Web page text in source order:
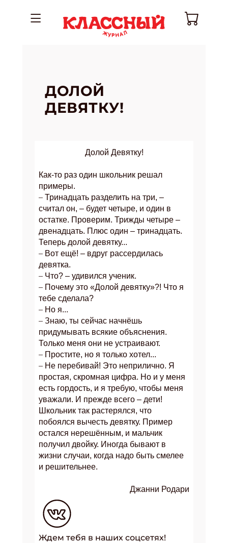
ДОЛОЙ
ДЕВЯТКУ!
Долой Девятку!
Как-то раз один школьник решал
примеры.
– Тринадцать разделить на три, –
считал он, – будет четыре, и один в
остатке. Проверим. Трижды четыре –
двенадцать. Плюс один – тринадцать.
Теперь долой девятку...
– Вот ещё! – вдруг рассердилась
девятка.
– Что? – удивился ученик.
– Почему это «Долой девятку»?! Что я
тебе сделала?
– Но я...
– Знаю, ты сейчас начнёшь
придумывать всякие объяснения.
Только меня они не устраивают.
– Простите, но я только хотел...
– Не перебивай! Это неприлично. Я
простая, скромная цифра. Но и у меня
есть гордость, и я требую, чтобы меня
уважали. И прежде всего – дети!
Школьник так растерялся, что
побоялся вычесть девятку. Пример
остался нерешённым, и мальчик
получил двойку. Иногда бывают в
жизни случаи, когда надо быть смелее
и решительнее.
Джанни Родари
Ждем тебя в наших соцсетях!